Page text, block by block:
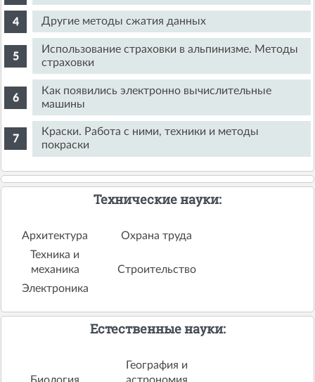
Другие методы сжатия данных
Использование страховки в альпинизме. Методы
страховки
Как появились электронно вычислительные
машины
Краски. Работа с ними, техники и методы
покраски
Технические науки:
Архитектура
Охрана труда
Техника и
механика
Строительство
Электроника
Естественные науки:
Биология
География и
астрономия